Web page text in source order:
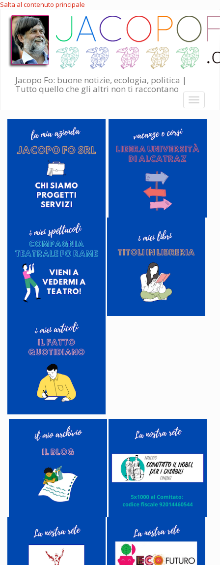
Salta al contenuto principale
Jacopo Fo: buone notizie, ecologia, politica |
Tutto quello che gli altri non ti raccontano
Toggle